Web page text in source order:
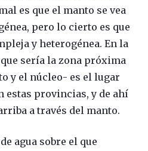
es que el manto se vea
pero lo cierto es que
y heterogénea. En la
sería la zona próxima
y el núcleo- es el lugar
estas provincias, y de ahí
a través del manto.
agua sobre el que